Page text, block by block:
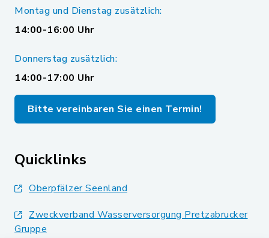
Montag und Dienstag zusätzlich:
14:00-16:00 Uhr
Donnerstag zusätzlich:
14:00-17:00 Uhr
Bitte vereinbaren Sie einen Termin!
Quicklinks
Oberpfälzer Seenland
Zweckverband Wasserversorgung Pretzabrucker
Gruppe